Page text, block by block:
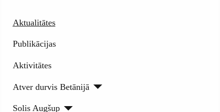
Aktualitātes
Publikācijas
Aktivitātes
Atver durvis Betānijā
Solis Augšup